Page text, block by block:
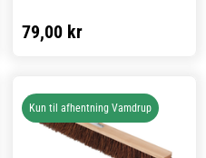
79,00 kr
Kun til afhentning Vamdrup